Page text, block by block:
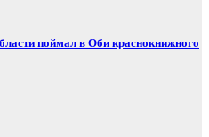
поймал в Оби краснокнижного